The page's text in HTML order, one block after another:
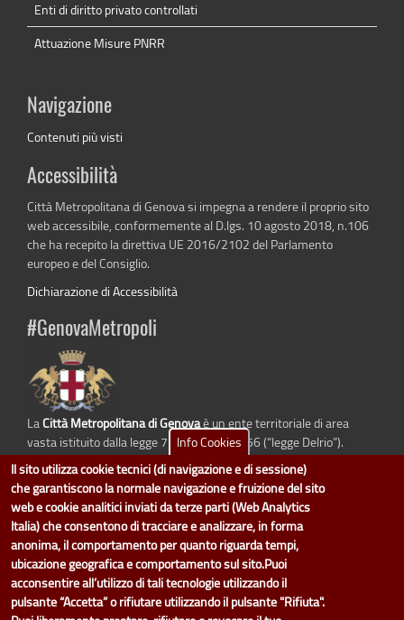
Enti di diritto privato controllati
Attuazione Misure PNRR
Navigazione
Contenuti più visti
Accessibilità
Città Metropolitana di Genova si impegna a rendere il proprio sito
web accessibile, conformemente al D.lgs. 10 agosto 2018, n.106
che ha recepito la direttiva UE 2016/2102 del Parlamento
europeo e del Consiglio.
Dichiarazione di Accessibilità
#GenovaMetropoli
LaCittà Metropolitana di Genovaè un ente territoriale di area
vasta istituito dalla legge 7 aprile 2014 n. 56 (“legge Delrio”).
Sostituisce la Provincia di Genova.
dati.cittametropolitana.genova.it è il progetto "Open Data" della
Metropolitana di Genova.
Il design e la gestione sono a cura del Servizio Sistemi Informativi. Ogni
Direzione è responsabile per la parte di "dati" e "dataset".
accedi (area riservata)|contatti|privacy| Statistiche
Info Cookies
Il sito utilizza cookie tecnici (di navigazione e di sessione)
che garantiscono la normale navigazione e fruizione del sito
web e cookie analitici inviati da terze parti (Web Analytics
Italia) che consentono di tracciare e analizzare, in forma
anonima, il comportamento per quanto riguarda tempi,
ubicazione geografica e comportamento sul sito.Puoi
acconsentire all’utilizzo di tali tecnologie utilizzando il
pulsante “Accetta” o rifiutare utilizzando il pulsante "Rifiuta".